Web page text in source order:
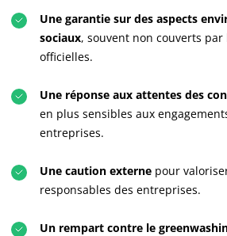
Une garantie sur des aspects
sociaux, souvent non couverts
officielles.
Une réponse aux attentes des
en plus sensibles aux
entreprises.
Une caution externe pour
responsables des entreprises.
Un rempart contre le